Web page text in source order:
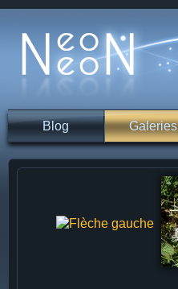
Blog Galeries